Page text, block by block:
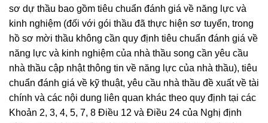
sơ dự thầu bao gồm tiêu chuẩn đánh giá về năng lực và
kinh nghiệm (đối với gói thầu đã thực hiện sơ tuyển, trong
hồ sơ mời thầu không cần quy định tiêu chuẩn đánh giá về
năng lực và kinh nghiệm của nhà thầu song cần yêu cầu
nhà thầu cập nhật thông tin về năng lực của nhà thầu), tiêu
chuẩn đánh giá về kỹ thuật, yêu cầu nhà thầu đề xuất về tài
chính và các nội dung liên quan khác theo quy định tại các
Khoản 2, 3, 4, 5, 7, 8 Điều 12 và Điều 24 của Nghị định